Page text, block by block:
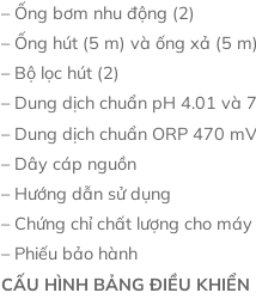
– Ống bơm nhu động (2)
– Ống hút (5 m) và ống xả (5 m)
– Bộ lọc hút (2)
– Dung dịch chuẩn pH 4.01 và
– Dung dịch chuẩn ORP 470
– Dây cáp nguồn
– Hướng dẫn sử dụng
– Chứng chỉ chất lượng cho
– Phiếu bảo hành
CẤU HÌNH BẢNG ĐIỀU